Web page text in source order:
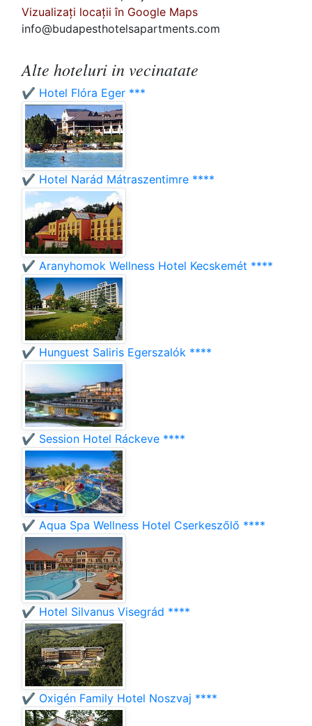
Vizualizați locații în Google Maps
info@budapesthotelsapartments.com
Alte hoteluri in vecinatate
✔️ Hotel Flóra Eger ***
✔️ Hotel Narád Mátraszentimre ****
✔️ Aranyhomok Wellness Hotel Kecskemét ****
✔️ Hunguest Saliris Egerszalók ****
✔️ Session Hotel Ráckeve ****
✔️ Aqua Spa Wellness Hotel Cserkeszőlő ****
✔️ Hotel Silvanus Visegrád ****
✔️ Oxigén Family Hotel Noszvaj ****